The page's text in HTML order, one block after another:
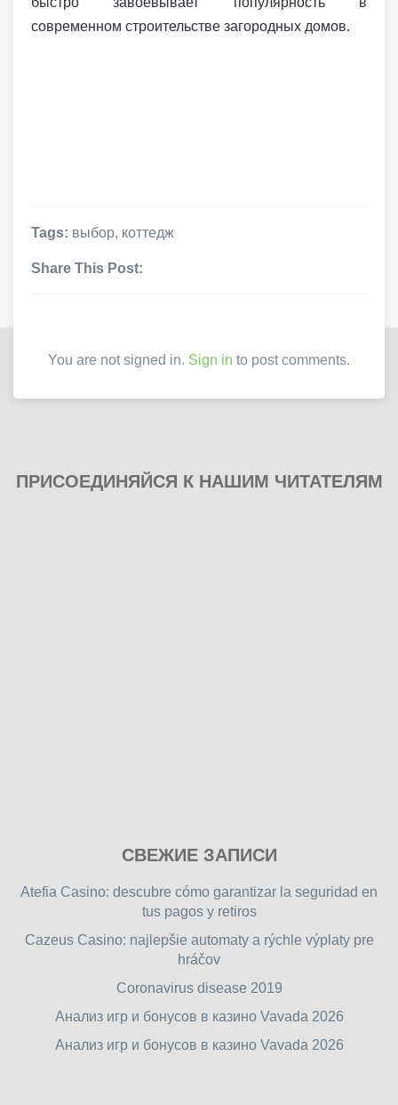
современном строительстве загородных домов.
Tags: выбор, коттедж
Share This Post:
You are not signed in. Sign in to post comments.
ПРИСОЕДИНЯЙСЯ К НАШИМ ЧИТАТЕЛЯМ
free
games
games.
СВЕЖИЕ ЗАПИСИ
Atefia Casino: descubre cómo garantizar la seguridad en
tus pagos y retiros
Cazeus Casino: najlepšie automaty a rýchle výplaty pre
hráčov
Coronavirus disease 2019
Анализ игр и бонусов в казино Vavada 2026
Анализ игр и бонусов в казино Vavada 2026